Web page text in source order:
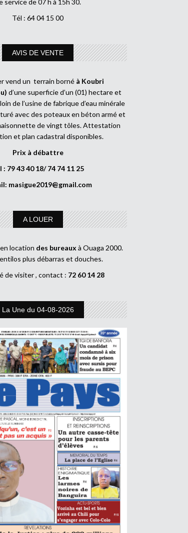
service de 07 h à 15h 30.
Tél : 64 04 15 00
AVIS DE VENTE
vend un terrain borné à Koubri
d’une superficie d’un (01) hectare et
de l’usine de fabrique d’eau minérale
avec des poteaux en béton armé et
de vingt tôles. Attestation
et plan cadastral disponibles.
Prix à débattre
: 79 43 40 18/ 74 74 11 25
masigue2019@gmail.com
A LOUER
location des bureaux à Ouaga 2000.
plus débarras et douches.
de visiter , contact : 72 60 14 28
La Une du 04-08-2026